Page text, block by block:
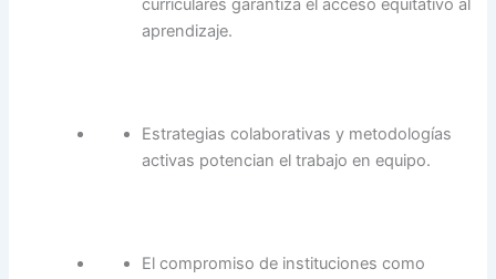
curriculares garantiza el acceso equitativo al
aprendizaje.
Estrategias colaborativas y metodologías
activas potencian el trabajo en equipo.
El compromiso de instituciones como